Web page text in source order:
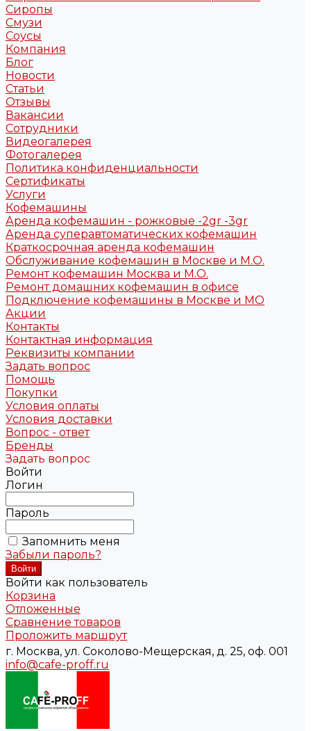
Сиропы
Смузи
Соусы
Компания
Блог
Новости
Статьи
Отзывы
Вакансии
Сотрудники
Видеогалерея
Фотогалерея
Политика конфиденциальности
Сертификаты
Услуги
Кофемашины
Аренда кофемашин - рожковые -2gr -3gr
Аренда суперавтоматических кофемашин
Краткосрочная аренда кофемашин
Обслуживание кофемашин в Москве и М.О.
Ремонт кофемашин Москва и М.О.
Ремонт домашних кофемашин в офисе
Подключение кофемашины в Москве и МО
Акции
Контакты
Контактная информация
Реквизиты компании
Задать вопрос
Помощь
Покупки
Условия оплаты
Условия доставки
Вопрос - ответ
Бренды
Задать вопрос
Войти
Логин
Пароль
Запомнить меня
Забыли пароль?
Войти как пользователь
Корзина
Отложенные
Сравнение товаров
Проложить маршрут
г. Москва, ул. Соколово-Мещерская, д. 25, оф. 001
info@cafe-proff.ru